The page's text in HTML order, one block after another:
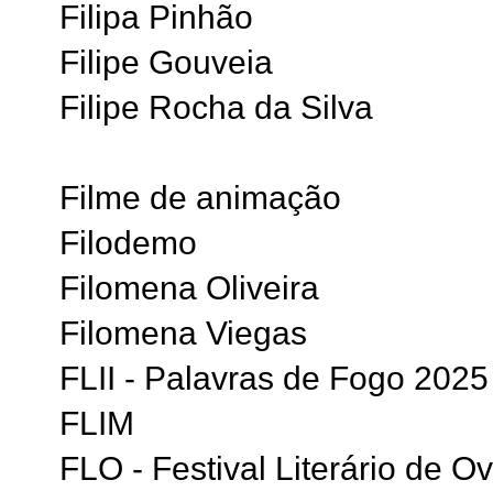
Filipa Pinhão
Filipe Gouveia
Filipe Rocha da Silva
Filme de animação
Filodemo
Filomena Oliveira
Filomena Viegas
FLII - Palavras de Fogo 2025
FLIM
FLO - Festival Literário de